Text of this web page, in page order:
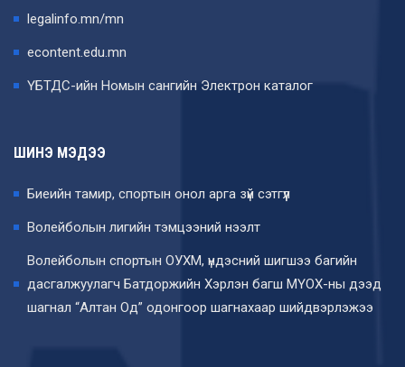
legalinfo.mn/mn
econtent.edu.mn
ҮБТДС-ийн Номын сангийн Электрон каталог
ШИНЭ МЭДЭЭ
Биеийн тамир, спортын онол арга зүй сэтгүүл
Волейболын лигийн тэмцээний нээлт
Волейболын спортын ОУХМ, үндэсний шигшээ багийн
дасгалжуулагч Батдоржийн Хэрлэн багш МҮОХ-ны дээд
шагнал “Алтан Од” одонгоор шагнахаар шийдвэрлэжээ